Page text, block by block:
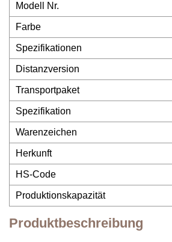
Modell Nr.
Farbe
Spezifikationen
Distanzversion
Transportpaket
Spezifikation
Warenzeichen
Herkunft
HS-Code
Produktionskapazität
Produktbeschreibung